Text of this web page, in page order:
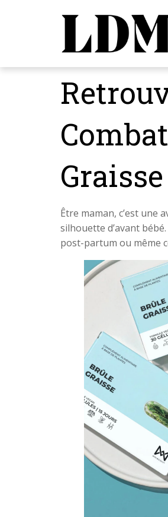
Être maman, c’est
silhouette d’avant bébé.
post-partum ou même